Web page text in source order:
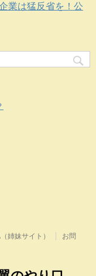
業は猛反省を！公